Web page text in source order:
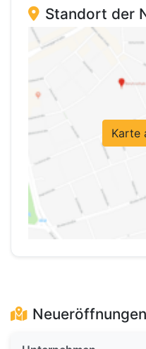
Standort der
Karte